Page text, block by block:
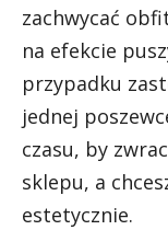
zachwycać
na efekcie
przypadku
jednej
czasu, by
sklepu, a
estetycznie.